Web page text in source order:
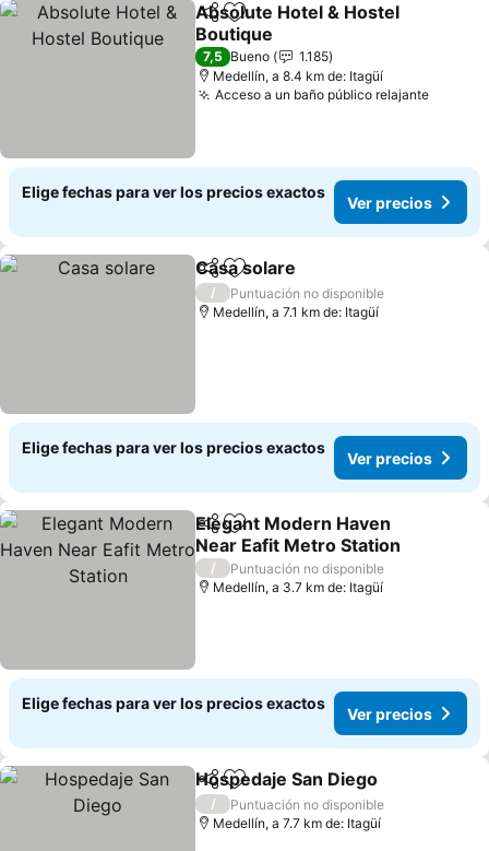
CompartirAgregar a favoritos
Absolute Hotel & Hostel
Boutique
Ver precios
7,5 Bueno
1.185
Medellín, a 8.4 km de: Itagüí
Acceso a un baño público relajanteVer
Elige fechas para ver los precios exactos
Ver precios
CompartirAgregar a favoritos
Casa solare
/
Puntuación no disponible
Medellín, a 7.1 km de: Itagüí
Elige fechas para ver los precios exactos
Ver precios
CompartirAgregar a favoritos
Elegant Modern Haven
Near Eafit Metro Station
Ver precios
/
Puntuación no disponible
Medellín, a 3.7 km de: Itagüí
Elige fechas para ver los precios exactos
Ver precios
CompartirAgregar a favoritos
Hospedaje San Diego
/
Puntuación no disponible
Medellín, a 7.7 km de: Itagüí